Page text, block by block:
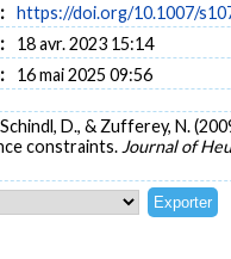
https://doi.org/10.1007/
18 avr. 2023 15:14
16 mai 2025 09:56
D., & Zufferey, N.
constraints. Journal of